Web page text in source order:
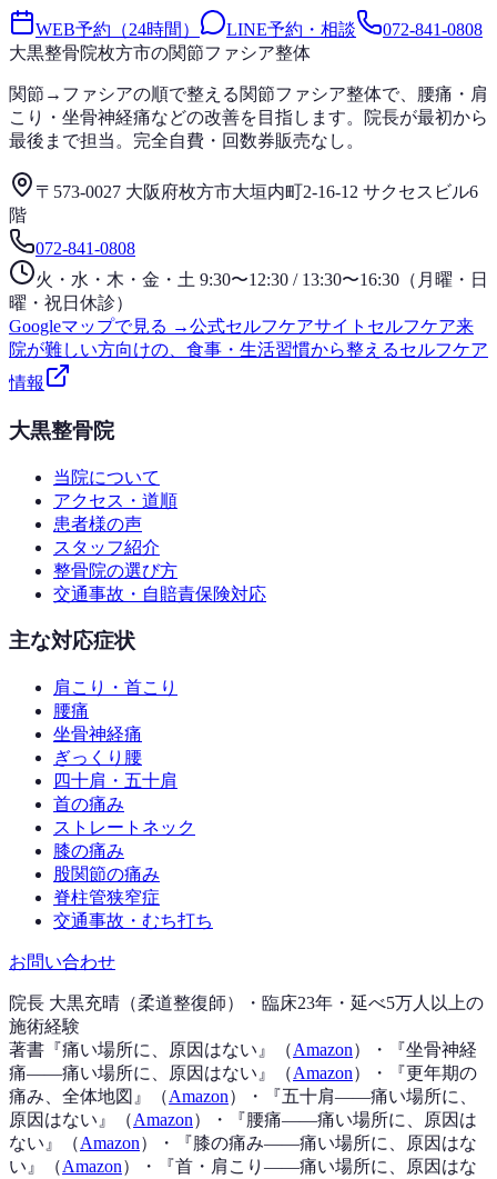
WEB予約（24時間） LINE予約・相談
072-841-0808
大黒整骨院枚方市の関節ファシア整体
関節→ファシアの順で整える関節ファシア整体で、腰痛・肩
こり・坐骨神経痛などの改善を目指します。院長が最初から
最後まで担当。完全自費・回数券販売なし。
〒573-0027 大阪府枚方市大垣内町2-16-12 サクセスビル6
階
072-841-0808
火・水・木・金・土 9:30〜12:30 / 13:30〜16:30（月曜・日
曜・祝日休診）
Googleマップで見る →公式セルフケアサイト セルフケア来
院が難しい方向けの、食事・生活習慣から整えるセルフケア
情報
大黒整骨院
当院について
アクセス・道順
患者様の声
スタッフ紹介
整骨院の選び方
交通事故・自賠責保険対応
主な対応症状
肩こり・首こり
腰痛
坐骨神経痛
ぎっくり腰
四十肩・五十肩
首の痛み
ストレートネック
膝の痛み
股関節の痛み
脊柱管狭窄症
交通事故・むち打ち
お問い合わせ
院長 大黒充晴（柔道整復師）・臨床23年・延べ5万人以上の
施術経験
著書『痛い場所に、原因はない 』（Amazon） ・『坐骨神経
痛——痛い場所に、原因はない 』（Amazon） ・『更年期の
痛み、全体地図 』（Amazon） ・『五十肩——痛い場所に、
原因はない 』（Amazon） ・『腰痛——痛い場所に、原因は
ない 』（Amazon） ・『膝の痛み——痛い場所に、原因はな
い 』（Amazon） ・『首・肩こり——痛い場所に、原因はな